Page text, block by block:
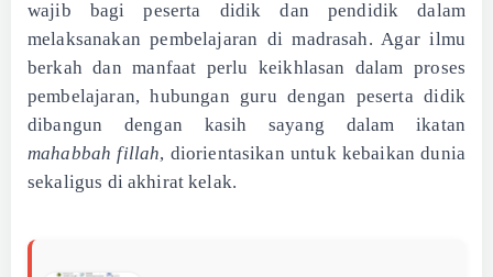
wajib bagi peserta didik dan pendidik dalam
melaksanakan pembelajaran di madrasah. Agar ilmu
berkah dan manfaat perlu keikhlasan dalam proses
pembelajaran, hubungan guru dengan peserta didik
dibangun dengan kasih sayang dalam ikatan
mahabbah fillah, diorientasikan untuk kebaikan dunia
sekaligus di akhirat kelak.